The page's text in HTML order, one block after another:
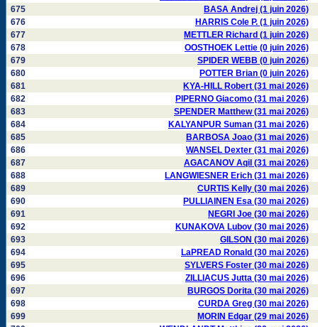
675
BASA Andrej (1 juin 2026)
676
HARRIS Cole P. (1 juin 2026)
677
METTLER Richard (1 juin 2026)
678
OOSTHOEK Lettie (0 juin 2026)
679
SPIDER WEBB (0 juin 2026)
680
POTTER Brian (0 juin 2026)
681
KYA-HILL Robert (31 mai 2026)
682
PIPERNO Giacomo (31 mai 2026)
683
SPENDER Matthew (31 mai 2026)
684
KALYANPUR Suman (31 mai 2026)
685
BARBOSA Joao (31 mai 2026)
686
WANSEL Dexter (31 mai 2026)
687
AGACANOV Aqil (31 mai 2026)
688
LANGWIESNER Erich (31 mai 2026)
689
CURTIS Kelly (30 mai 2026)
690
PULLIAINEN Esa (30 mai 2026)
691
NEGRI Joe (30 mai 2026)
692
KUNAKOVA Lubov (30 mai 2026)
693
GILSON (30 mai 2026)
694
LaPREAD Ronald (30 mai 2026)
695
SYLVERS Foster (30 mai 2026)
696
ZILLIACUS Jutta (30 mai 2026)
697
BURGOS Dorita (30 mai 2026)
698
CURDA Greg (30 mai 2026)
699
MORIN Edgar (29 mai 2026)